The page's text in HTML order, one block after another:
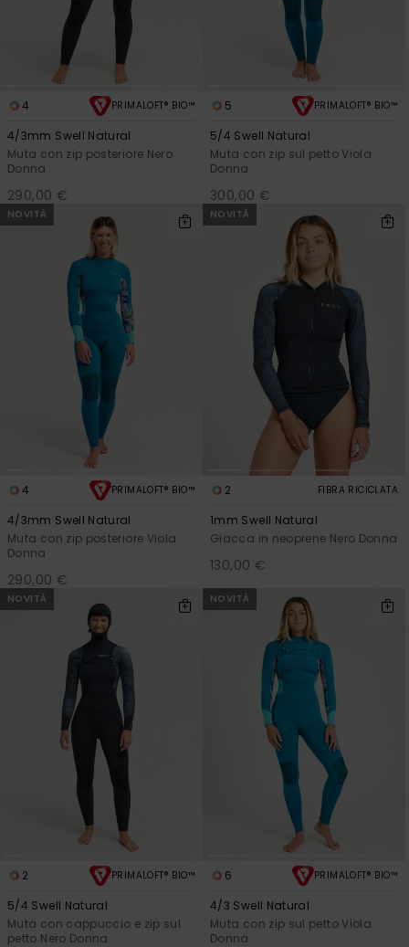
4 PRIMALOFT® BIO™
4/3mm Swell Natural
Muta con zip posteriore Nero
Donna
290,00 €
5 PRIMALOFT® BIO™
5/4 Swell Natural
Muta con zip sul petto Viola
Donna
300,00 €
NOVITÀ
4 PRIMALOFT® BIO™
4/3mm Swell Natural
Muta con zip posteriore Viola
Donna
290,00 €
NOVITÀ
2 FIBRA RICICLATA
1mm Swell Natural
Giacca in neoprene Nero Donna
130,00 €
NOVITÀ
2 PRIMALOFT® BIO™
5/4 Swell Natural
Muta con cappuccio e zip sul
petto Nero Donna
NOVITÀ
6 PRIMALOFT® BIO™
4/3 Swell Natural
Muta con zip sul petto Viola
Donna